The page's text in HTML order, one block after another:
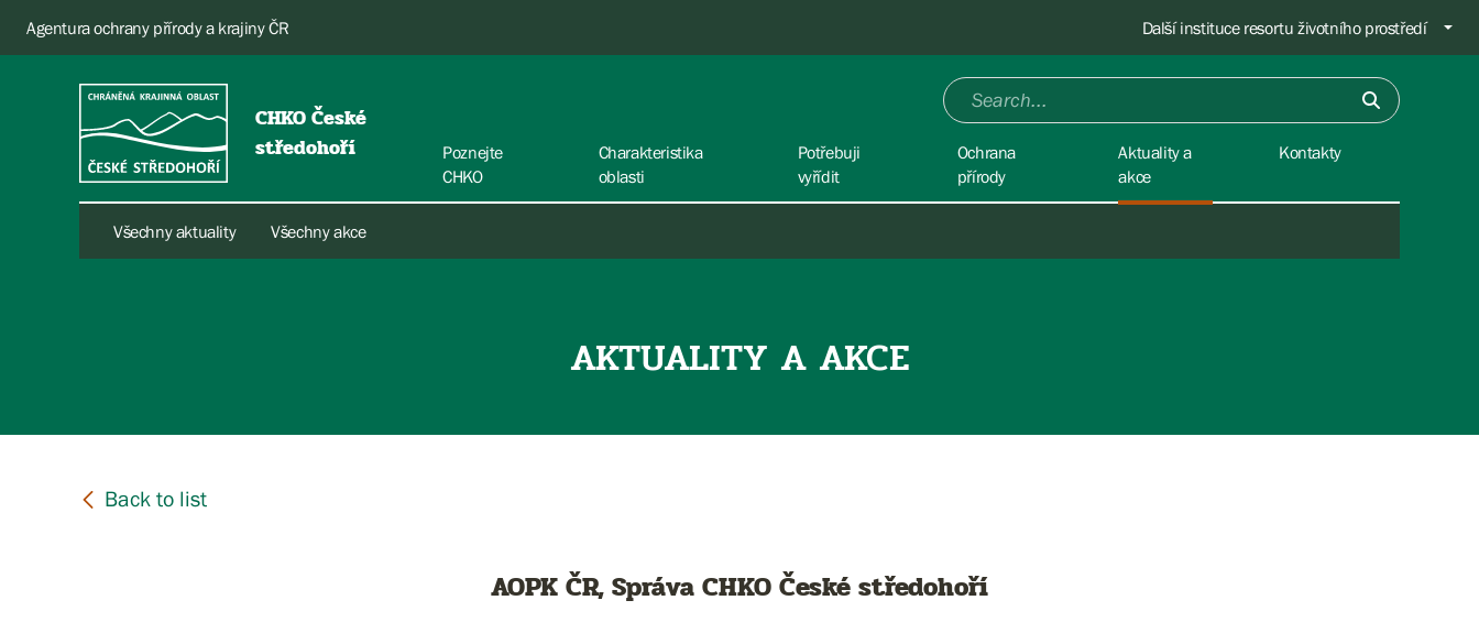
Agentura ochrany přírody a krajiny ČR Další instituce resortu životního prostředí
CHKO České
středohoří
Poznejte
CHKO
Charakteristika
oblasti
Potřebuji
vyřídit
Ochrana
přírody
Aktuality a
akce
Všechny aktuality Všechny akce
Kontakty
AKTUALITY A AKCE
AOPK ČR, Správa CHKO České středohoří